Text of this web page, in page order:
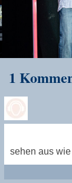
1
sehen aus